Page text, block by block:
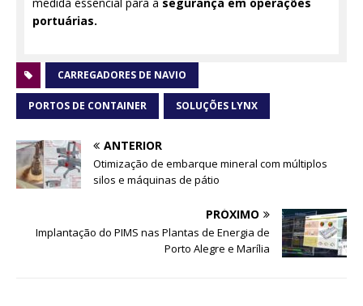
medida essencial para a segurança em operações
portuárias.
CARREGADORES DE NAVIO
PORTOS DE CONTAINER SOLUÇÕES LYNX
ANTERIOR
Otimização de embarque mineral com múltiplos
silos e máquinas de pátio
PRÓXIMO
Implantação do PIMS nas Plantas de Energia de
Porto Alegre e Marília